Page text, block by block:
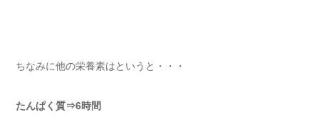
ちなみに他の栄養素はというと・・・
たんぱく質⇒6時間